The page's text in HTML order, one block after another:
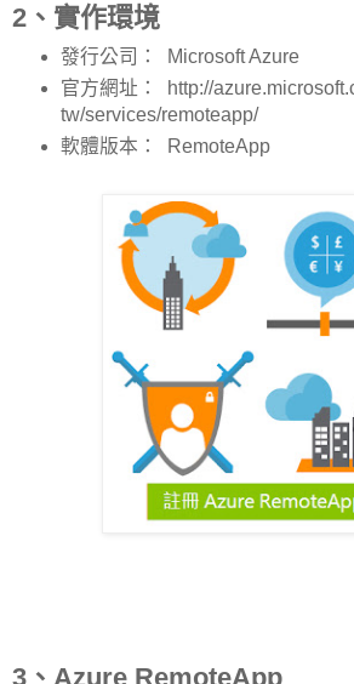
2、實作環境
發行公司： Microsoft Azure
官方網址： http://
tw/services/remoteapp/
軟體版本： RemoteApp
3、Azure RemoteApp